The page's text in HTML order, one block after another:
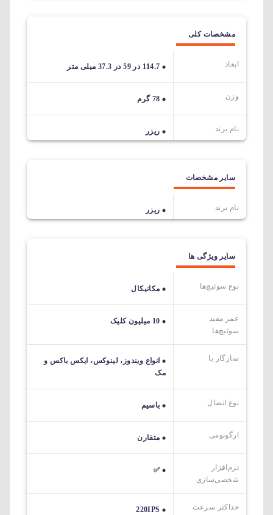
مشخصات کلی
ابعاد 114.7 در 59 در 37.3 میلی متر
وزن 78 گرم
نام برند ریزر
سایر مشخصات
نام برند ریزر
سایر ویژگی ها
نوع سوئیچ‌ها مکانیکال
عمر مفید
سوئیچ‌ها
10 میلیون کلیک
سازگار با
انواع ویندوز، لینوکس، ایکس باکس و
مک
نوع اتصال باسیم
ارگونومی متقارن
نرم‌افزار
شخصی‌سازی
✅
حداکثر سرعت 220IPS